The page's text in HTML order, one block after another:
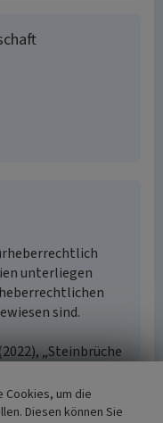
unterliegen
sind.
„Steinbrüche
SWB-
Cookies, um die
Diesen können Sie